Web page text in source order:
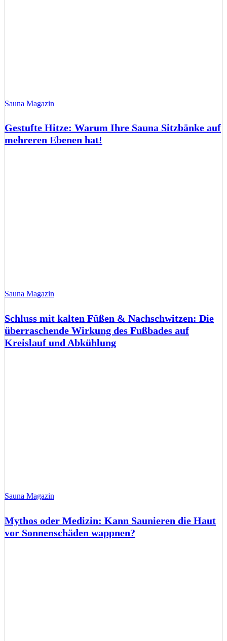
Sauna Magazin
Gestufte Hitze: Warum Ihre Sauna Sitzbänke auf
mehreren Ebenen hat!
Sauna Magazin
Schluss mit kalten Füßen & Nachschwitzen: Die
überraschende Wirkung des Fußbades auf
Kreislauf und Abkühlung
Sauna Magazin
Mythos oder Medizin: Kann Saunieren die Haut
vor Sonnenschäden wappnen?